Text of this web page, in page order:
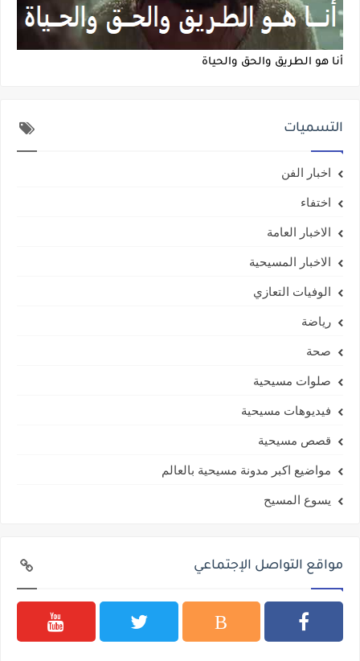
أنا هو الطريق والحق والحياة
التسميات
اخبار الفن
اختفاء
الاخبار العامة
الاخبار المسيحية
الوفيات التعازي
رياضة
صحة
صلوات مسيحية
فيديوهات مسيحية
قصص مسيحية
مواضيع اكبر مدونة مسيحية بالعالم
يسوع المسيح
مواقع التواصل الإجتماعي